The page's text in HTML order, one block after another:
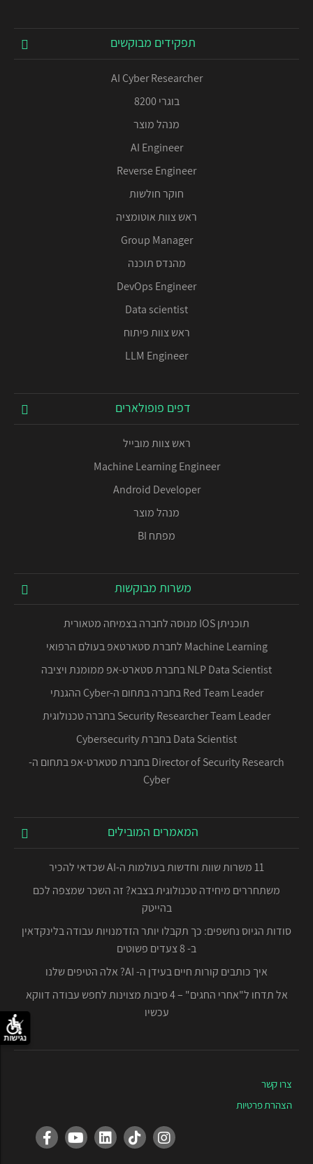
תפקידים מבוקשים
AI Cyber Researcher
בוגרי 8200
מנהל מוצר
AI Engineer
Reverse Engineer
חוקר חולשות
ראש צוות אוטומציה
Group Manager
מהנדס תוכנה
DevOps Engineer
Data scientist
ראש צוות פיתוח
LLM Engineer
דפים פופולארים
ראש צוות מובייל
Machine Learning Engineer
Android Developer
מנהל מוצר
מפתח BI
משרות מבוקשות
תוכניתן IOS מנוסה לחברה בצמיחה מטאורית
Machine Learning לחברת סטארטאפ בעולם הרפואי
NLP Data Scientist בחברת סטארט-אפ ממומנת ויציבה
Red Team Leader בחברה בתחום ה-Cyber ההגנתי
Security Researcher Team Leader בחברה טכנולוגית
Data Scientist בחברת Cybersecurity
Director of Security Research בחברת סטארט-אפ בתחום ה-
Cyber
המאמרים המובילים
11 משרות שוות וחדשות בעולמות ה-AI שכדאי להכיר
משתחררים מיחידה טכנולוגית בצבא? זה השכר שמצפה לכם
בהייטק
סודות הגיוס נחשפים: כך תקבלו יותר הזדמנויות עבודה בלינקדאין
ב- 8 צעדים פשוטים
איך כותבים קורות חיים בעידן ה- AI? אלה הטיפים שלנו
אל תדחו ל"אחרי החגים" – 4 סיבות מצוינות לחפש עבודה דווקא
עכשיו
צרו קשר
הצהרת פרטיות
נגישות